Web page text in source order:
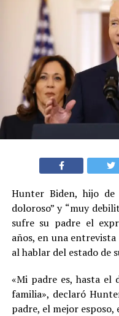
Hunter Biden, hijo de
doloroso” y “muy
sufre su padre el
años, en una
al hablar del estado de
«Mi padre es, hasta el
familia», declaró
padre, el mejor esposo,